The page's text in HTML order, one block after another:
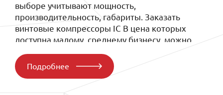
выборе учитывают мощность,
производительность, габариты. Заказать
винтовые компрессоры IC B цена которых
доступна малому, среднему бизнесу, можно
Конструкция и
Подробнее